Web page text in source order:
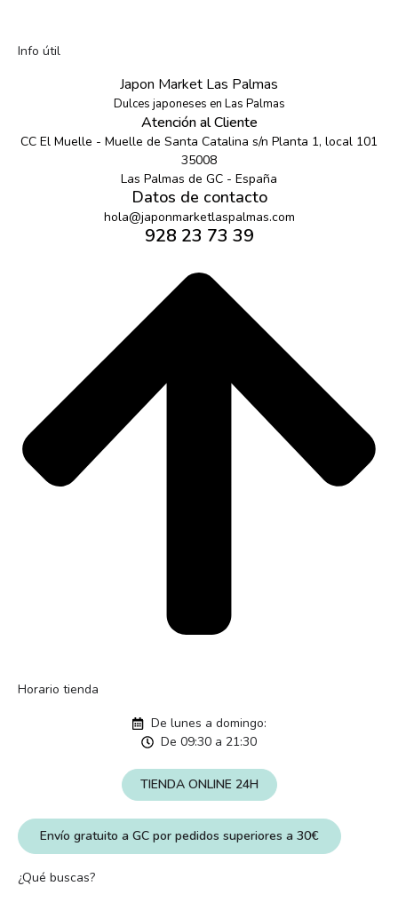
¿Qué buscas?
Horario tienda
De lunes a domingo:
De 09:30 a 21:30
TIENDA ONLINE 24H
Envío gratuito a GC por pedidos superiores a 30€
Info útil
Japon Market Las Palmas
Dulces japoneses en Las Palmas
Atención al Cliente
CC El Muelle - Muelle de Santa Catalina s/n Planta 1, local 101
35008
Las Palmas de GC - España
Datos de contacto
hola@japonmarketlaspalmas.com
928 23 73 39